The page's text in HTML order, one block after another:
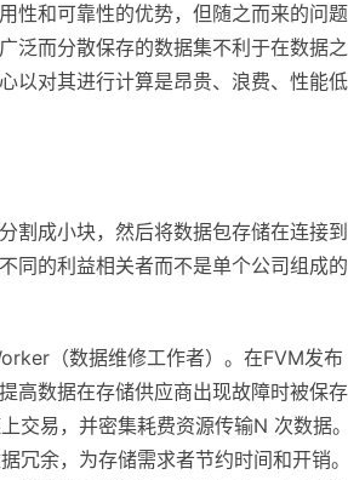
性和可靠性的优势，但随之而来的问
泛而分散保存的数据集不利于在数据
以对其进行计算是昂贵、浪费、性能
割成小块，然后将数据包存储在连接
同的利益相关者而不是单个公司组成
（数据维修工作者）。在FVM发布
高数据在存储供应商出现故障时被保
交易，并密集耗费资源传输N 次数据
冗余，为存储需求者节约时间和开销